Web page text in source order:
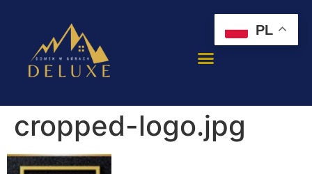
cropped-logo.jpg
PL